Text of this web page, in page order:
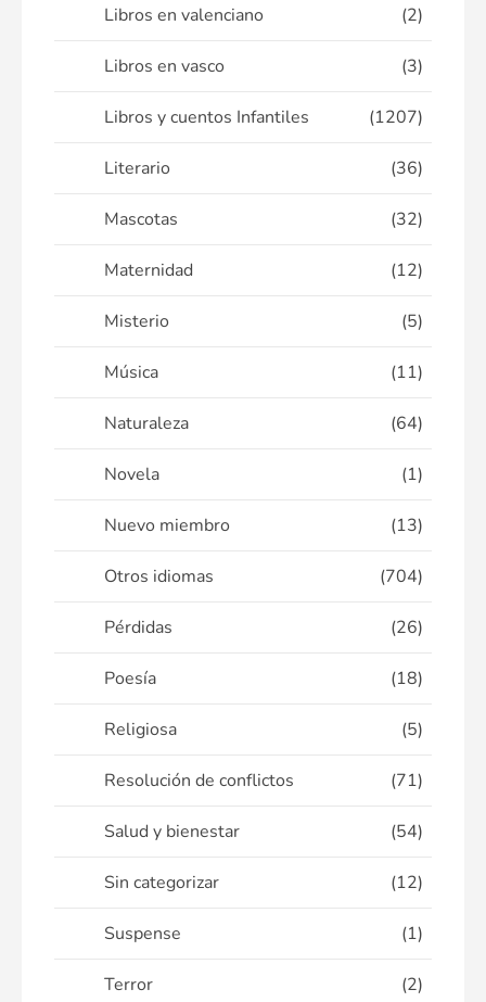
Libros en valenciano (2)
Libros en vasco (3)
Libros y cuentos Infantiles (1207)
Literario (36)
Mascotas (32)
Maternidad (12)
Misterio (5)
Música (11)
Naturaleza (64)
Novela (1)
Nuevo miembro (13)
Otros idiomas (704)
Pérdidas (26)
Poesía (18)
Religiosa (5)
Resolución de conflictos (71)
Salud y bienestar (54)
Sin categorizar (12)
Suspense (1)
Terror (2)